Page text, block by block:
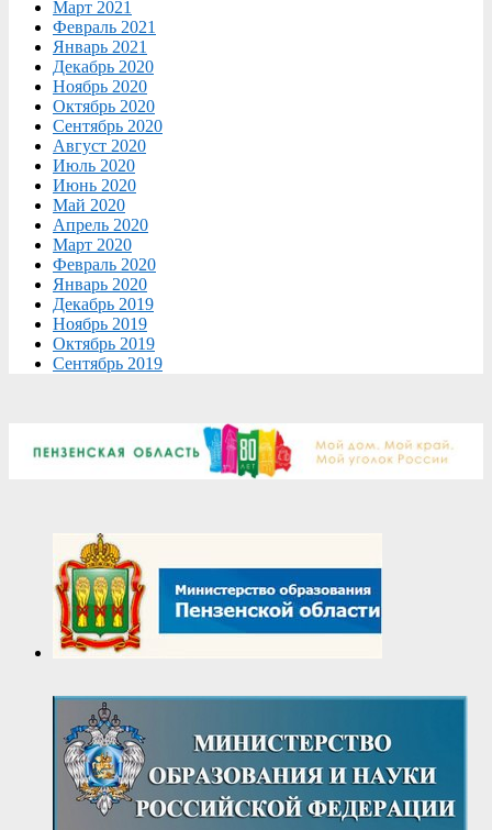
Март 2021
Февраль 2021
Январь 2021
Декабрь 2020
Ноябрь 2020
Октябрь 2020
Сентябрь 2020
Август 2020
Июль 2020
Июнь 2020
Май 2020
Апрель 2020
Март 2020
Февраль 2020
Январь 2020
Декабрь 2019
Ноябрь 2019
Октябрь 2019
Сентябрь 2019